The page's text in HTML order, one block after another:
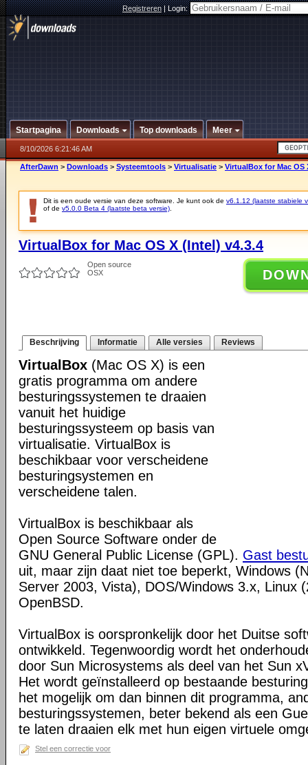
Registreren|Login:
Startpagina Downloads Top downloads Meer
8/10/2026 6:21:46 AM
AfterDawn > Downloads > Systeemtools > Virtualisatie > VirtualBox for Mac OS
Dit is een oude versie van deze software. Je kunt ook de v6.1.12 (laatste stabiele
of de v5.0.0 Beta 4 (laatste beta versie)
VirtualBox for Mac OS X (Intel) v4.3.4
Open source
OSX
Beschrijving Informatie Alle versies Reviews
VirtualBox (Mac OS X) is een
gratis programma om andere
besturingssystemen te draaien
vanuit het huidige
besturingssysteem op basis van
virtualisatie. VirtualBox is
beschikbaar voor verscheidene
besturingsystemen en
verscheidene talen.
VirtualBox is beschikbaar als
Open Source Software onder de
GNU General Public License (GPL). Gast
uit, maar zijn daat niet toe beperkt, Windows
Server 2003, Vista), DOS/Windows 3.x, Linux
OpenBSD.
VirtualBox is oorspronkelijk door het Duitse
ontwikkeld. Tegenwoordig wordt het
door Sun Microsystems als deel van het Sun
Het wordt geïnstalleerd op bestaande
het mogelijk om dan binnen dit programma,
besturingssystemen, beter bekend als een
te laten draaien elk met hun eigen virtuele
Stel een correctie voor